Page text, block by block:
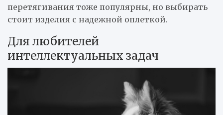
перетягивания тоже популярны, но выбирать
стоит изделия с надежной оплеткой.
Для любителей
интеллектуальных задач